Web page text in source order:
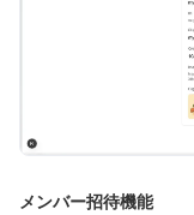
メンバー招待機能